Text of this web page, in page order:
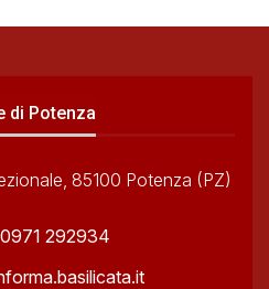
di Potenza
85100 Potenza (PZ)
292934